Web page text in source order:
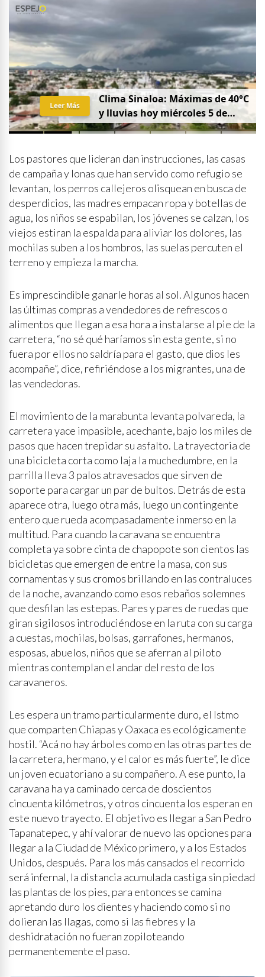
Clima Sinaloa: Máximas de 40°C
y lluvias hoy miércoles 5 de
agosto
Leer Más
Los pastores que lideran dan instrucciones, las casas
de campaña y lonas que han servido como refugio se
levantan, los perros callejeros olisquean en busca de
desperdicios, las madres empacan ropa y botellas de
agua, los niños se espabilan, los jóvenes se calzan, los
viejos estiran la espalda para aliviar los dolores, las
mochilas suben a los hombros, las suelas percuten el
terreno y empieza la marcha.
Es imprescindible ganarle horas al sol. Algunos hacen
las últimas compras a vendedores de refrescos o
alimentos que llegan a esa hora a instalarse al pie de la
carretera, “no sé qué haríamos sin esta gente, si no
fuera por ellos no saldría para el gasto, que dios les
acompañe”, dice, refiriéndose a los migrantes, una de
las vendedoras.
El movimiento de la marabunta levanta polvareda, la
carretera yace impasible, acechante, bajo los miles de
pasos que hacen trepidar su asfalto. La trayectoria de
una bicicleta corta como laja la muchedumbre, en la
parrilla lleva 3 palos atravesados que sirven de
soporte para cargar un par de bultos. Detrás de esta
aparece otra, luego otra más, luego un contingente
entero que rueda acompasadamente inmerso en la
multitud. Para cuando la caravana se encuentra
completa ya sobre cinta de chapopote son cientos las
bicicletas que emergen de entre la masa, con sus
cornamentas y sus cromos brillando en las contraluces
de la noche, avanzando como esos rebaños solemnes
que desfilan las estepas. Pares y pares de ruedas que
giran sigilosos introduciéndose en la ruta con su carga
a cuestas, mochilas, bolsas, garrafones, hermanos,
esposas, abuelos, niños que se aferran al piloto
mientras contemplan el andar del resto de los
caravaneros.
Les espera un tramo particularmente duro, el Istmo
que comparten Chiapas y Oaxaca es ecológicamente
hostil. “Acá no hay árboles como en las otras partes de
la carretera, hermano, y el calor es más fuerte”, le dice
un joven ecuatoriano a su compañero. A ese punto, la
caravana ha ya caminado cerca de doscientos
cincuenta kilómetros, y otros cincuenta los esperan en
este nuevo trayecto. El objetivo es llegar a San Pedro
Tapanatepec, y ahí valorar de nuevo las opciones para
llegar a la Ciudad de México primero, y a los Estados
Unidos, después. Para los más cansados el recorrido
será infernal, la distancia acumulada castiga sin piedad
las plantas de los pies, para entonces se camina
apretando duro los dientes y haciendo como si no
dolieran las llagas, como si las fiebres y la
deshidratación no fueran zopiloteando
permanentemente el paso.